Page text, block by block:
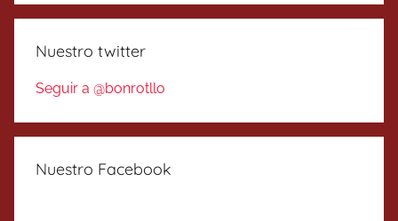
Nuestro twitter
Seguir a @bonrotllo
Nuestro Facebook